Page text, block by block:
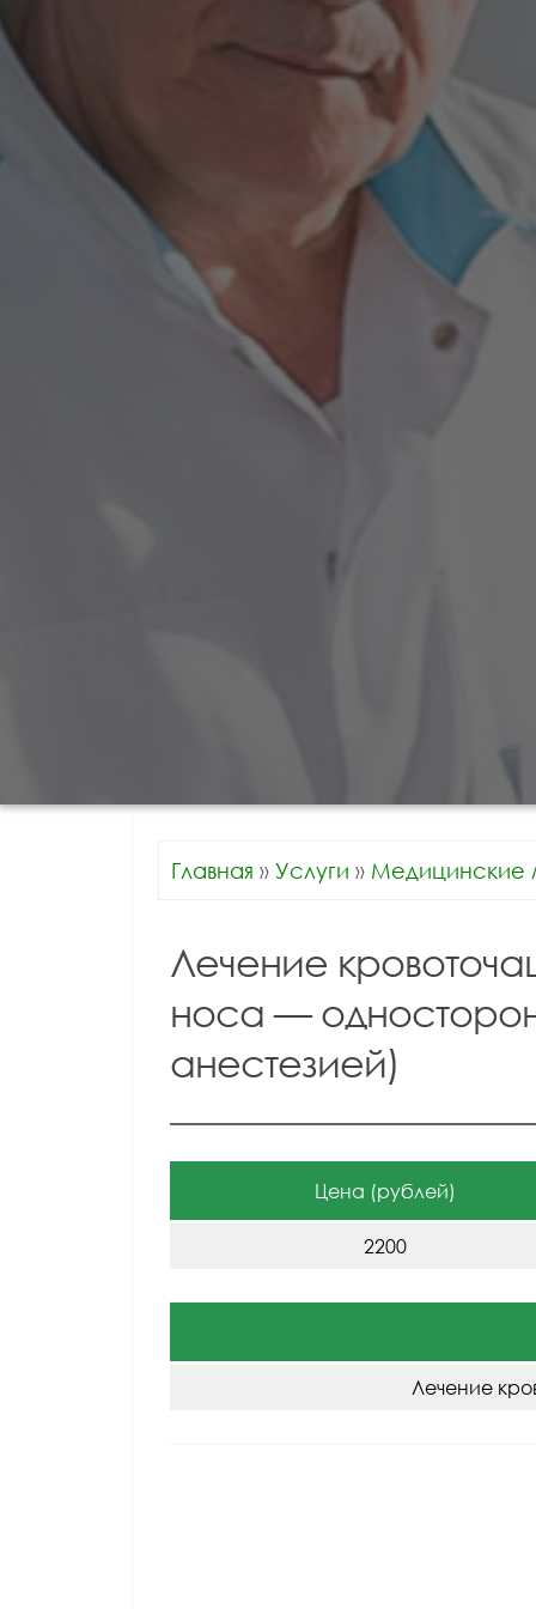
Главная » Услуги » Медицинские
Лечение
носа —
анестезией)
Цена (рублей)
2200
Лечение